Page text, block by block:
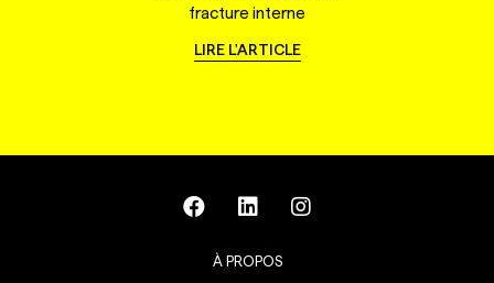
fracture interne
LIRE L'ARTICLE
À PROPOS